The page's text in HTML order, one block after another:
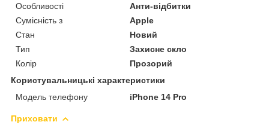
Особливості
Анти-відбитки
Сумісність з
Apple
Стан
Новий
Тип
Захисне скло
Колір
Прозорий
Користувальницькі характеристики
Модель телефону
iPhone 14 Pro
Приховати